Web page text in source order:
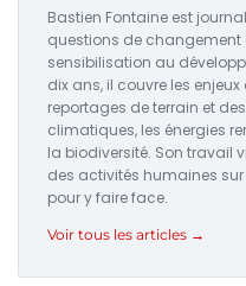
Bastien Fontaine est
questions de changement
sensibilisation au
dix ans, il couvre les
reportages de terrain et
climatiques, les énergies
la biodiversité. Son travail
des activités humaines
pour y faire face.
Voir tous les articles →